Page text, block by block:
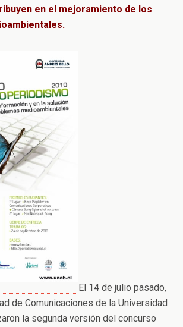
en el mejoramiento de los
El 14 de julio pasado,
de Comunicaciones de la Universidad
la segunda versión del concurso